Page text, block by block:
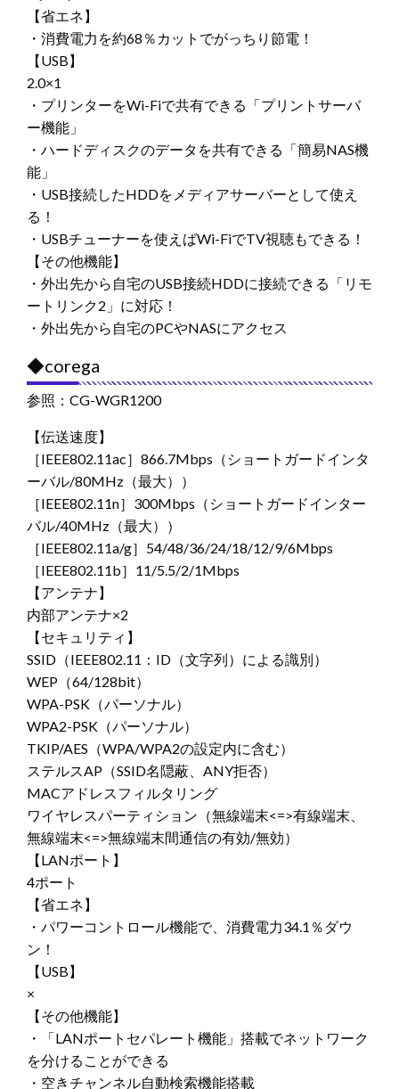
【省エネ】
・消費電力を約68％カットでがっちり節電！
【USB】
2.0×1
・プリンターをWi-Fiで共有できる「プリントサーバ
ー機能」
・ハードディスクのデータを共有できる「簡易NAS機
能」
・USB接続したHDDをメディアサーバーとして使え
る！
・USBチューナーを使えばWi-FiでTV視聴もできる！
【その他機能】
・外出先から自宅のUSB接続HDDに接続できる「リモ
ートリンク2」に対応！
・外出先から自宅のPCやNASにアクセス
◆corega
参照：CG-WGR1200
【伝送速度】
［IEEE802.11ac］866.7Mbps（ショートガードインタ
ーバル/80MHz（最大））
［IEEE802.11n］300Mbps（ショートガードインター
バル/40MHz（最大））
［IEEE802.11a/g］54/48/36/24/18/12/9/6Mbps
［IEEE802.11b］11/5.5/2/1Mbps
【アンテナ】
内部アンテナ×2
【セキュリティ】
SSID（IEEE802.11：ID（文字列）による識別）
WEP（64/128bit）
WPA-PSK（パーソナル）
WPA2-PSK（パーソナル）
TKIP/AES（WPA/WPA2の設定内に含む）
ステルスAP（SSID名隠蔽、ANY拒否）
MACアドレスフィルタリング
ワイヤレスパーティション（無線端末<=>有線端末、
無線端末<=>無線端末間通信の有効/無効）
【LANポート】
4ポート
【省エネ】
・パワーコントロール機能で、消費電力34.1％ダウ
ン！
【USB】
×
【その他機能】
・「LANポートセパレート機能」搭載でネットワーク
を分けることができる
・空きチャンネル自動検索機能搭載